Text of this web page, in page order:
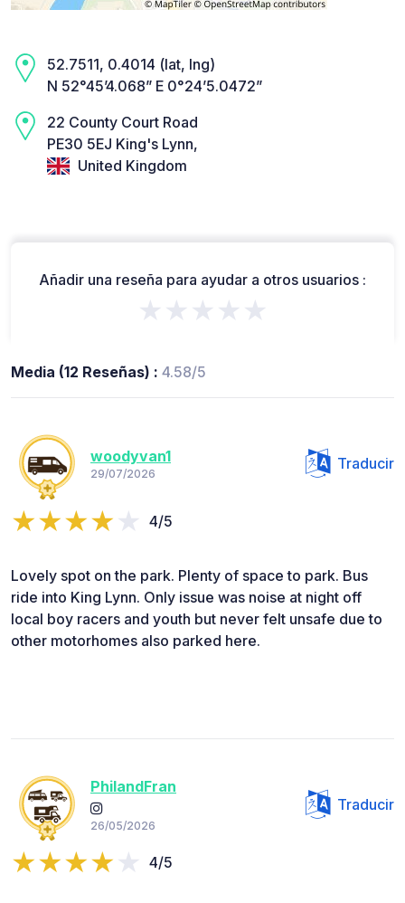
52.7511, 0.4014 (lat, lng)
N 52°45’4.068” E 0°24’5.0472”
22 County Court Road
PE30 5EJ King's Lynn,
United Kingdom
Añadir una reseña para ayudar a otros usuarios :
★★★★★
Media (12 Reseñas) : 4.58/5
woodyvan1
29/07/2026
Traducir
4/5
Lovely spot on the park. Plenty of space to park. Bus
ride into King Lynn. Only issue was noise at night off
local boy racers and youth but never felt unsafe due to
other motorhomes also parked here.
PhilandFran
26/05/2026
Traducir
4/5